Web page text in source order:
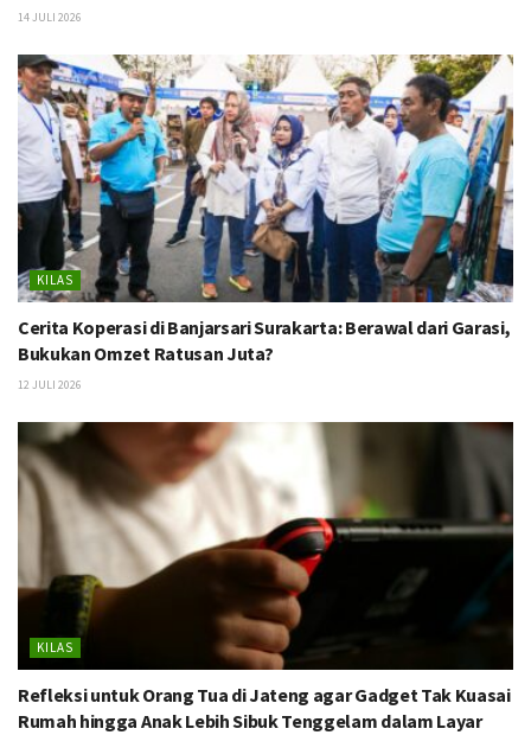
14 JULI 2026
KILAS
Cerita Koperasi di Banjarsari Surakarta: Berawal dari Garasi,
Bukukan Omzet Ratusan Juta?
12 JULI 2026
KILAS
Refleksi untuk Orang Tua di Jateng agar Gadget Tak Kuasai
Rumah hingga Anak Lebih Sibuk Tenggelam dalam Layar